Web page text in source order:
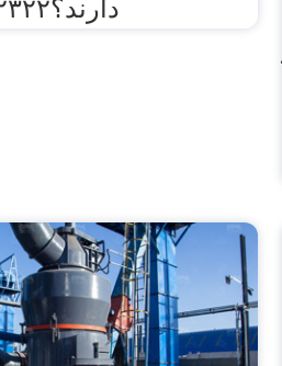
دارند؟۰۹۳۸۶۹۳۲۳۲۲